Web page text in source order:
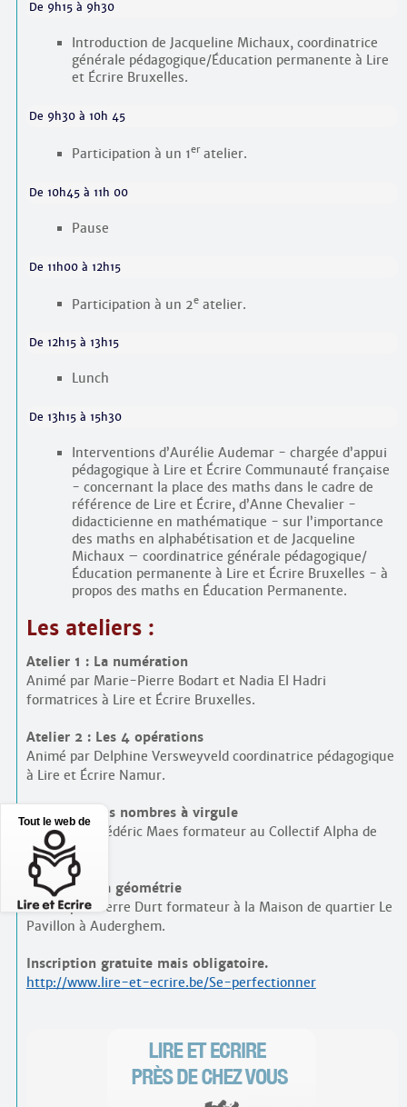
De 9h15 à 9h30
Introduction de Jacqueline Michaux, coordinatrice
générale pédagogique/Éducation permanente à Lire
et Écrire Bruxelles.
De 9h30 à 10h 45
Participation à un 1eratelier.
De 10h45 à 11h 00
Pause
De 11h00 à 12h15
Participation à un 2eatelier.
De 12h15 à 13h15
Lunch
De 13h15 à 15h30
Interventions d’Aurélie Audemar - chargée d’appui
pédagogique à Lire et Écrire Communauté française
- concernant la place des maths dans le cadre de
référence de Lire et Écrire, d’Anne Chevalier -
didacticienne en mathématique - sur l’importance
des maths en alphabétisation et de Jacqueline
Michaux – coordinatrice générale pédagogique/
Éducation permanente à Lire et Écrire Bruxelles - à
propos des maths en Éducation Permanente.
Les ateliers :
Atelier 1 : La numération
Animé par Marie-Pierre Bodart et Nadia El Hadri
formatrices à Lire et Écrire Bruxelles.
Atelier 2 : Les 4 opérations
Animé par Delphine Versweyveld coordinatrice pédagogique
à Lire et Écrire Namur.
Atelier 3 : Les nombres à virgule
Animé par Frédéric Maes formateur au Collectif Alpha de
Saint-Gilles.
Atelier 4 : La géométrie
Animé par Pierre Durt formateur à la Maison de quartier Le
Pavillon à Auderghem.
Inscription gratuite mais obligatoire.
http://www.lire-et-ecrire.be/Se-perfectionner
Tout le web de